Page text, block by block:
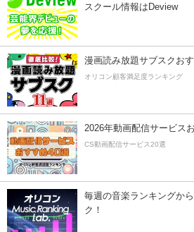
スクール情報はDeview
漫画読み放題サブスクお
オリコン顧客満足度ランキング
2026年動画配信サービス
CS動画配信サービス20選
毎週の音楽ランキングか
ク！